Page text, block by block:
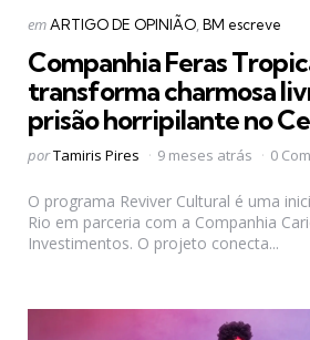
Categorias
Postado
emARTIGO DE OPINIÃO BM escreve
Companhia Feras
transforma charmosa
prisão horripilante no
Postado
porTamiris Pires 9 meses atrás 0
O programa Reviver Cultural é uma
Rio em parceria com a Companhia
Investimentos. O projeto conecta...